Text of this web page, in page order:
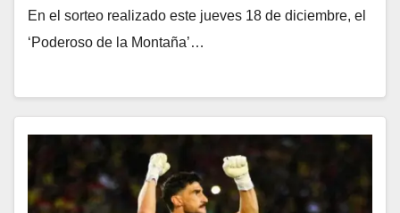
En el sorteo realizado este jueves 18 de diciembre, el
‘Poderoso de la Montaña’…